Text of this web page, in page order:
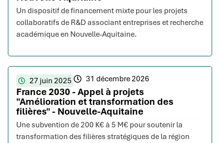
Un dispositif de financement mixte pour les projets
collaboratifs de R&D associant entreprises et recherche
académique en Nouvelle-Aquitaine.
27 juin 2025 31 décembre 2026
France 2030 - Appel à projets
"Amélioration et transformation des
filières" - Nouvelle-Aquitaine
Une subvention de 200 K€ à 5 M€ pour soutenir la
transformation des filières stratégiques de la région